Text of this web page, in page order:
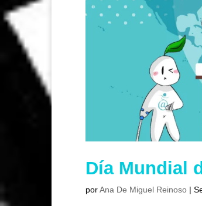
Día Mundial
porAna De Miguel Reinoso |